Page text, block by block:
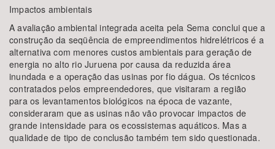
Impactos ambientais
A avaliação ambiental integrada aceita pela Sema conclui que a
construção da seqüência de empreendimentos hidrelétricos é a
alternativa com menores custos ambientais para geração de
energia no alto rio Juruena por causa da reduzida área
inundada e a operação das usinas por fio dágua. Os técnicos
contratados pelos empreendedores, que visitaram a região
para os levantamentos biológicos na época de vazante,
consideraram que as usinas não vão provocar impactos de
grande intensidade para os ecossistemas aquáticos. Mas a
qualidade de tipo de conclusão também tem sido questionada.